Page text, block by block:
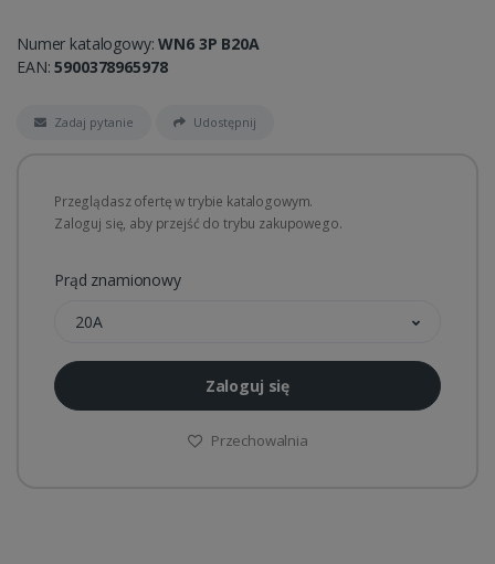
Numer katalogowy:WN6 3P B20A
EAN:5900378965978
Zadaj pytanie Udostępnij
Przeglądasz ofertę w trybie katalogowym.
Zaloguj się, aby przejść do trybu zakupowego.
Prąd znamionowy
20A
Zaloguj się
Przechowalnia